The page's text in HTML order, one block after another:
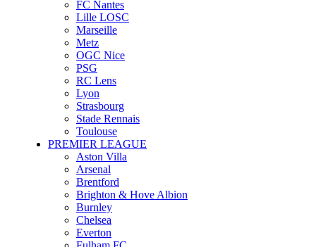
FC Nantes
Lille LOSC
Marseille
Metz
OGC Nice
PSG
RC Lens
Lyon
Strasbourg
Stade Rennais
Toulouse
PREMIER LEAGUE
Aston Villa
Arsenal
Brentford
Brighton & Hove Albion
Burnley
Chelsea
Everton